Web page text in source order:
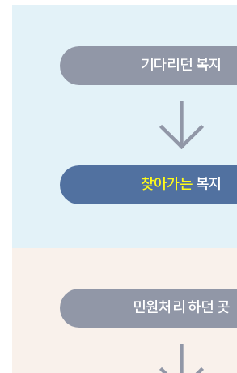
기다리던 복지
찾아가는 복지
민원처리 하던 곳